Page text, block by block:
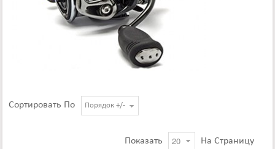
Сортировать По Порядок +/-
Показать На Страницу